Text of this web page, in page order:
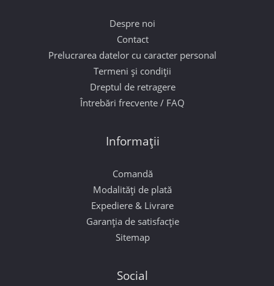
Despre noi
Contact
Prelucrarea datelor cu caracter personal
Termeni și condiții
Dreptul de retragere
Întrebări frecvente / FAQ
Informații
Comandă
Modalități de plată
Expediere & Livrare
Garanția de satisfacție
Sitemap
Social